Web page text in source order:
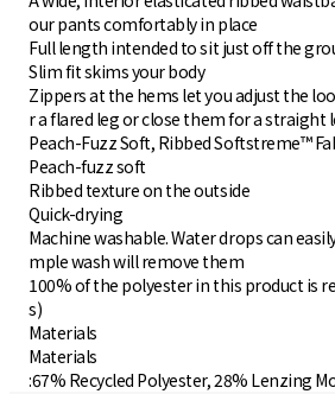
our pants comfortably in place
Full length intended to sit just off the
Slim fit skims your body
Zippers at the hems let you adjust the
r a flared leg or close them for a straight
Peach-Fuzz Soft, Ribbed Softstreme™
Peach-fuzz soft
Ribbed texture on the outside
Quick-drying
Machine washable. Water drops can
mple wash will remove them
100% of the polyester in this product is
s)
Materials
Materials
:67% Recycled Polyester, 28% Lenzing